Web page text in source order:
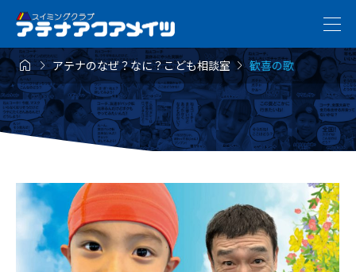
アテナのなぜ？なに？こども相談室歓喜の歌